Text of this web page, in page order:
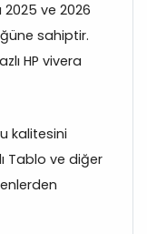
2025 ve 2026
sahiptir.
HP vivera
kalitesini
Tablo ve diğer